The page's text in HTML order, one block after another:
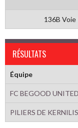
136B Voie
RÉSULTATS
Équipe
FC BEGOOD UNITED
PILIERS DE KERNILIS